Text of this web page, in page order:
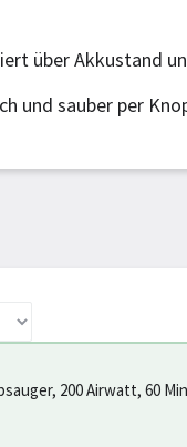
über Akkustand
und sauber per
200 Airwatt, 60
und